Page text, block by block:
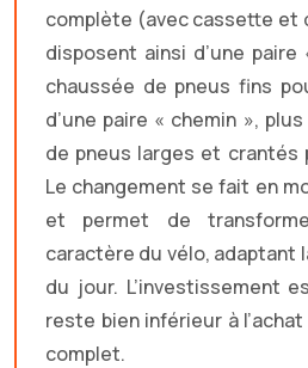
complète (avec cassette et
disposent ainsi d’une
chaussée de pneus fins
d’une paire « chemin »,
de pneus larges et
Le changement se fait en
et permet de
caractère du vélo, adaptant
du jour. L’investissement
reste bien inférieur à
complet.